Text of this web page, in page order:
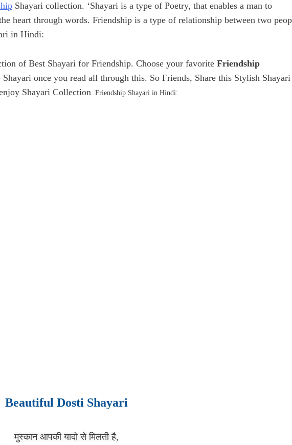
Shayari collection. ‘Shayari is a type of Poetry, that enables a man to
heart through words. Friendship is a type of relationship between two
in Hindi:
of Best Shayari for Friendship. Choose your favorite Friendship
once you read all through this. So Friends, Share this Stylish Shayari
Shayari Collection . Friendship Shayari in Hindi:
Beautiful Dosti Shayari
मुस्कान आपकी यादो से मिलती है,